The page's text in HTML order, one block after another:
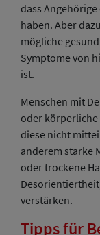
dass
haben. Aber
mögliche
Symptome von
ist.
Menschen mit
oder körperliche
diese nicht
anderem starke
oder trockene
verstärken.
Tipps für